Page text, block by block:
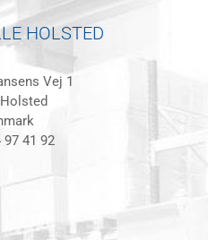
HOLSTED
Vej 1
97 41 92